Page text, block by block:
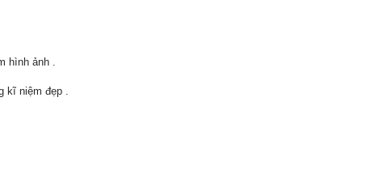
hình ảnh .
kĩ niệm đẹp .